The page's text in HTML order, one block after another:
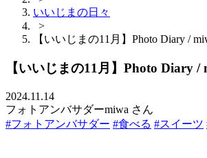
いいじまの日々
>
【いいじまの11月】Photo Diary /
【いいじまの11月】Photo Diary /
2024.11.14
フォトアンバサダーmiwa さん
#フォトアンバサダー #食べる #スイーツ